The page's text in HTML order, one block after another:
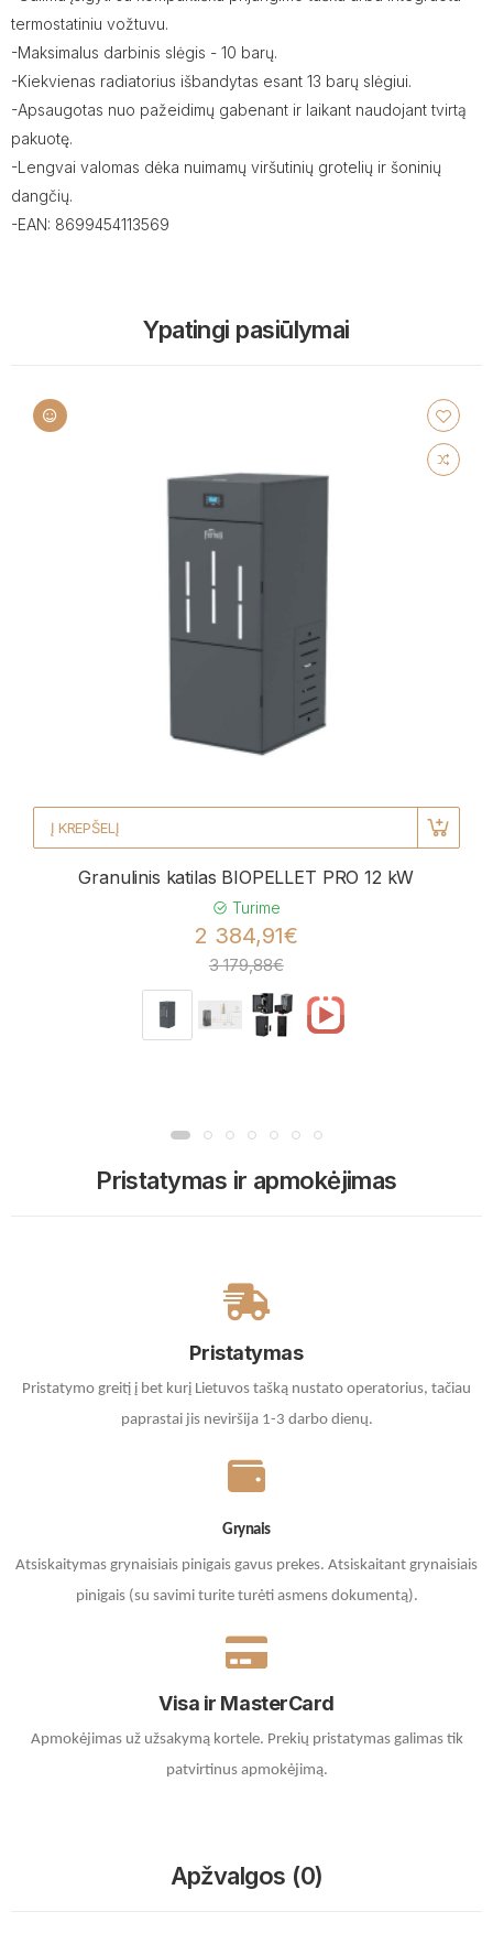
termostatiniu vožtuvu.
-Maksimalus darbinis slėgis - 10 barų.
-Kiekvienas radiatorius išbandytas esant 13 barų slėgiui.
-Apsaugotas nuo pažeidimų gabenant ir laikant naudojant tvirtą
pakuotę.
-Lengvai valomas dėka nuimamų viršutinių grotelių ir šoninių
dangčių.
-EAN: 8699454113569
Ypatingi pasiūlymai
Į KREPŠELĮ
Granulinis katilas BIOPELLET PRO 12 kW
Turime
2 384,91€
3 179,88€
Pristatymas ir apmokėjimas
Pristatymas
Pristatymo greitį į bet kurį Lietuvos tašką nustato operatorius, tačiau
paprastai jis neviršija 1-3 darbo dienų.
Grynais
Atsiskaitymas grynaisiais pinigais gavus prekes. Atsiskaitant grynaisiais
pinigais (su savimi turite turėti asmens dokumentą).
Visa ir MasterCard
Apmokėjimas už užsakymą kortele. Prekių pristatymas galimas tik
patvirtinus apmokėjimą.
Apžvalgos (0)